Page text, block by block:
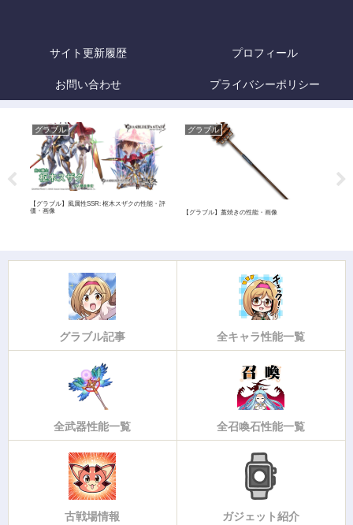
サイト更新履歴 プロフィール
お問い合わせ プライバシーポリシー
グラブル
【グラブル】風属性SSR: 枢木スザクの性能・評
価・画像
グラブル
【グラブル】藁焼きの性能・画像
グラブル記事 全キャラ性能一覧
全武器性能一覧 全召喚石性能一覧
古戦場情報 ガジェット紹介